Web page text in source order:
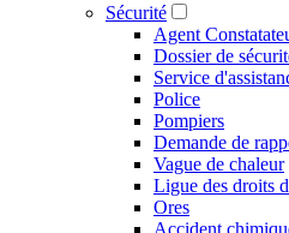
Sécurité
Agent
Dossier de
Service
Police
Pompiers
Demande de
Vague de chaleur
Ligue des droits
Ores
Accident